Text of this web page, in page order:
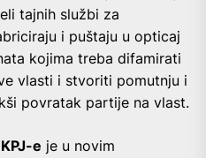
tajnih službi za
i puštaju u opticaj
kojima treba difamirati
vlasti i stvoriti pomutnju i
povratak partije na vlast.
e je u novim